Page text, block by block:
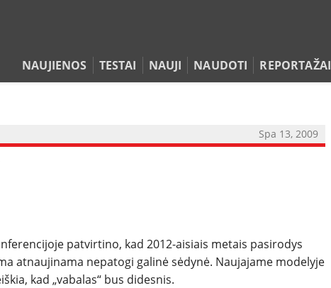
NAUJIENOS TESTAI NAUJI NAUDOTI REPORTAŽAI
NAUJIENOS
NAUDOTI
Spa 13, 2009
patvirtino, kad 2012-aisiais metais pasirodys
atnaujinama nepatogi galinė sėdynė. Naujajame modelyje
kad „vabalas“ bus didesnis.